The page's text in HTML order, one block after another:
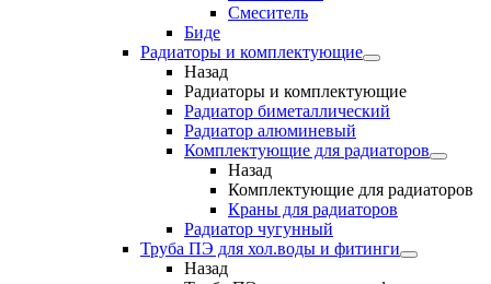
Смеситель
Биде
Радиаторы и комплектующие
Назад
Радиаторы и комплектующие
Радиатор биметаллический
Радиатор алюминевый
Комплектующие для радиаторов
Назад
Комплектующие для радиаторов
Краны для радиаторов
Радиатор чугунный
Труба ПЭ для хол.воды и фитинги
Назад